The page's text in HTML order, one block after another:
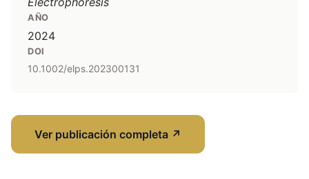
AÑO
2024
DOI
10.1002/elps.202300131
Ver publicación completa ↗